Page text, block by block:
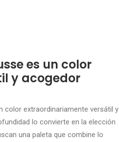
es un color
y acogedor
color extraordinariamente versátil y
lo convierte en la elección
una paleta que combine lo